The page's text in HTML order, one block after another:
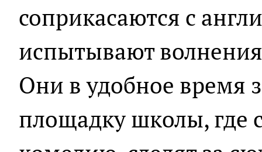
соприкасаются с
испытывают
Они в удобное время
площадку школы, где